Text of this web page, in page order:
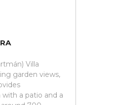
Villa
garden views,
a patio and a